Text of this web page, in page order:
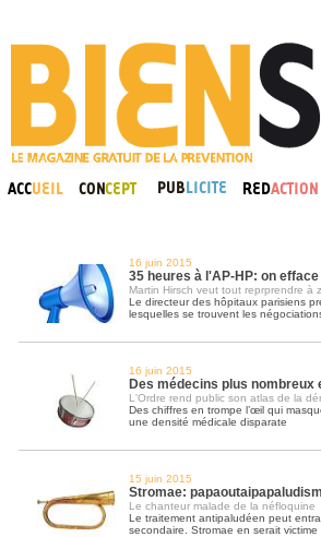
16 juin 2015
35 heures à l'AP-HP: on
Martin Hirsch veut tout reprprendre à
Le directeur des hôpitaux parisiens
lesquelles se trouvent les
16 juin 2015
Des médecins plus nombreux
L'Ordre rend public son atlas de la
Des chiffres en trompe l’œil qui
une densité médicale disparate
15 juin 2015
Stromae:
Le chanteur malade de la néfloquine
Le traitement antipaludéen peut
secondaire. Stromae en serait victime